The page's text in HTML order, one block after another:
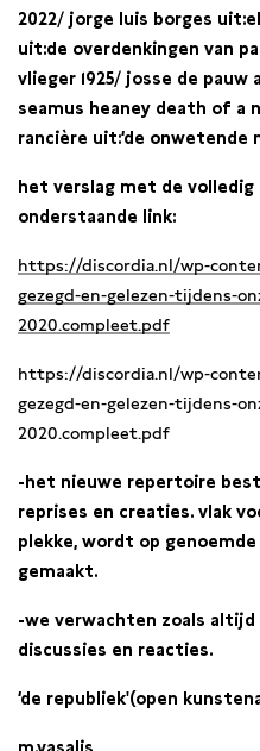
2022/ jorge luis borges
uit:de overdenkingen van
vlieger 1925/ josse de pauw
seamus heaney death of a
rancière uit:‘de onwetende
het verslag met de
onderstaande link:
https://discordia.nl/wp-
gezegd-en-gelezen-tijdens-
2020.compleet.pdf
https://discordia.nl/wp-
gezegd-en-gelezen-tijdens-
2020.compleet.pdf
-het nieuwe repertoire
reprises en creaties. vlak
plekke, wordt op
gemaakt.
-we verwachten zoals
discussies en reacties.
‘de republiek'(open